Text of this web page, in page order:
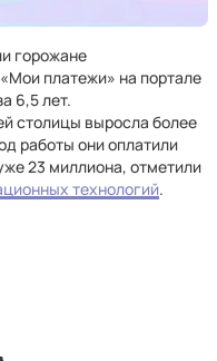
горожане
платежи» на портале
6,5 лет.
столицы выросла более
работы они оплатили
23 миллиона, отметили
технологий.